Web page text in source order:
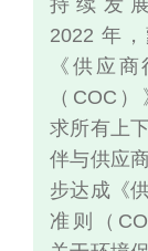
2022 年
《供应
（COC
求所有上
伴与供应
步达成《
准则（